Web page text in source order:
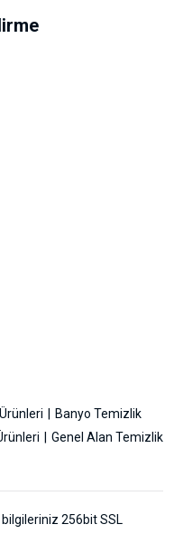
Banyo Temizlik
Genel Alan Temizlik
bilgileriniz 256bit SSL